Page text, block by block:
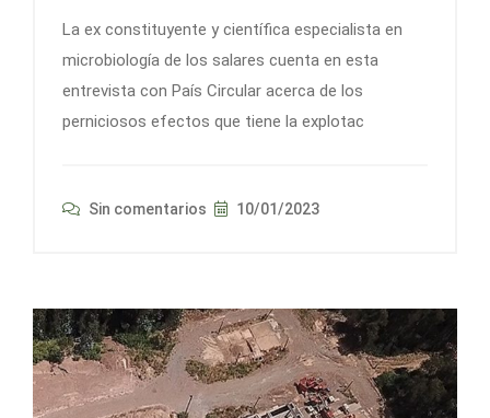
La ex constituyente y científica especialista en
microbiología de los salares cuenta en esta
entrevista con País Circular acerca de los
perniciosos efectos que tiene la explotac
Sin comentarios 10/01/2023